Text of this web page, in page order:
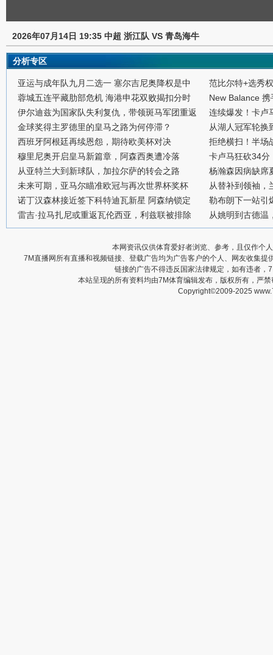
2026年07月14日 19:35 中超 浙江队 VS 青岛海牛
分析专区
亚运与成年队九月二选一 塞尔吉尼奥降权是中
蓉城五连平藏肋部危机 海港申花双败揭扣分时
伊尔迪兹为国家队失利复仇，带领斑马军团重返
金球奖得主罗德里的皇马之路为何停滞？
西班牙阿根廷再续恩怨，期待欧美杯对决
穆里尼奥开启皇马新篇章，阿森西奥遭冷落
从亚特兰大到新球队，加拉尔萨的转会之路
未来可期，亚马尔瞄准欧冠与再次世界杯奖杯
诺丁汉森林接近签下科特迪瓦新星 阿森纳锁定
雷吉·拉马扎尼或重返瓦伦西亚，利兹联被排除
范比尔特+选秀
New Balance
连续爆发！卡卢
从湖人冠军轮换
拒绝横扫！半场
卡卢马狂砍34分
杨瀚森因病缺席
从替补到领袖，
勒布朗下一站引
从姚明到古德温
本网资讯仅供体育爱好者浏览、参考，且仅作个
7M直播网所有直播和视频链接、登载广告均为广告客户的个人、网友收集
链接的广告不得违反国家法律规定，如有违者
本站呈现的所有资料均由7M体育编辑发布，版权所有，严
Copyright©2009-2025